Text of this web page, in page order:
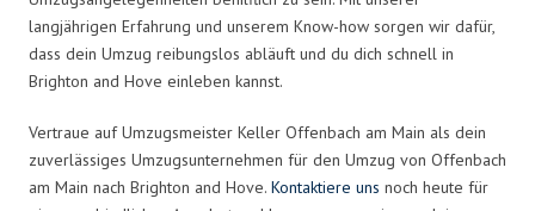
langjährigen Erfahrung und unserem Know-how sorgen wir dafür,
dass dein Umzug reibungslos abläuft und du dich schnell in
Brighton and Hove einleben kannst.
Vertraue auf Umzugsmeister Keller Offenbach am Main als dein
zuverlässiges Umzugsunternehmen für den Umzug von Offenbach
am Main nach Brighton and Hove. Kontaktiere uns noch heute für